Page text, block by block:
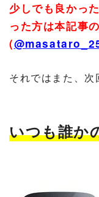
少しでも良かっ
った方は本記事
(
それではまた、次
いつも誰か